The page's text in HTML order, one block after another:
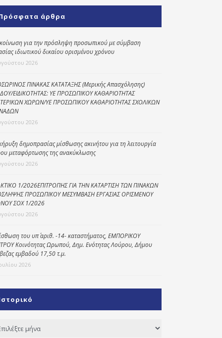
Κοινωνικό
παντοπωλείο
Kοινωνικό
φαρμακείο
Κέντρο Ημερήσιας
Φροντίδας
Ηλικιωμένων
(Κ.Η.Φ.Η.) Πρέβεζας
άρθρα
για την πρόσληψη προσωπικού με σύμβαση
ιδιωτικού δικαίου ορισμένου χρόνου
2026
ΠΙΝΑΚΑΣ ΚΑΤΑΤΑΞΗΣ (Μερικής Απασχόλησης)
ΕΙΔΙΚΟΤΗΤΑΣ: ΥΕ ΠΡΟΣΩΠΙΚΟΥ ΚΑΘΑΡΙΟΤΗΤΑΣ
ΧΩΡΩΝ/ΥΕ ΠΡΟΣΩΠΙΚΟΥ ΚΑΘΑΡΙΟΤΗΤΑΣ ΣΧΟΛΙΚΩΝ
2026
δημοπρασίας μίσθωσης ακινήτου για τη λειτουργία
μεταφόρτωσης της ανακύκλωσης
2026
1/2026ΕΠΙΤΡΟΠΗΣ ΓΙΑ ΤΗΝ ΚΑΤΑΡΤΙΣΗ ΤΩΝ ΠΙΝΑΚΩΝ
ΠΡΟΣΩΠΙΚΟΥ ΜΕΣΥΜΒΑΣΗ ΕΡΓΑΣΙΑΣ ΟΡΙΣΜΕΝΟΥ
ΣΟΧ 1/2026
2026
του υπ΄ αριθ. -14- καταστήματος, ΕΜΠΟΡΙΚΟΥ
Κοινότητας Ωρωπού, Δημ. Ενότητας Λούρου, Δήμου
εμβαδού 17,50 τ.μ.
2026